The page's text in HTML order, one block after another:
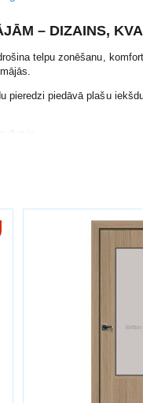
– DIZAINS,
telpu zonēšanu,
pieredzi piedāvā plašu
durvis
koka durvis nodrošina